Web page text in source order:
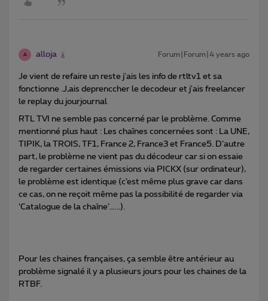
A alloja Forum|Forum|4 years ago
Je vient de refaire un reste j'ais les info de rtltv1 et sa
fonctionne .J,ais deprenccher le decodeur et j'ais freelancer
le replay du jourjournal
RTL TVI ne semble pas concerné par le problème. Comme
mentionné plus haut : Les chaînes concernées sont : La UNE,
TIPIK, la TROIS, TF1, France 2, France3 et France5. D’autre
part, le problème ne vient pas du décodeur car si on essaie
de regarder certaines émissions via PICKX (sur ordinateur),
le problème est identique (c’est même plus grave car dans
ce cas, on ne reçoit même pas la possibilité de regarder via
‘Catalogue de la chaîne’…...).
Pour les chaines françaises, ça semble être antérieur au
problème signalé il y a plusieurs jours pour les chaines de la
RTBF.